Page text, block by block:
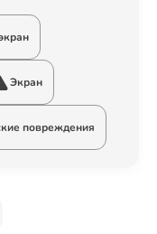
Экран
повреждения
панелей